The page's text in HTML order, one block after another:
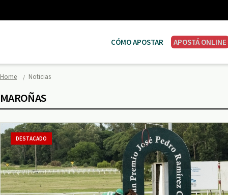
CÓMO APOSTAR APOSTÁ ONLINE
Home Noticias
MAROÑAS
DESTACADO